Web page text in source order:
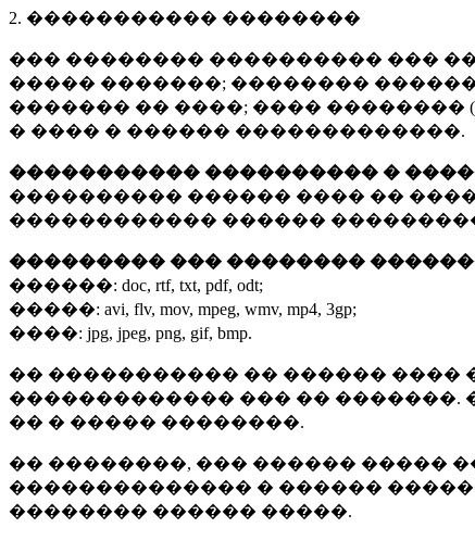
2. ����������� ��������
��� �������� ���������� ���
����� �������; ��������
������� �� ����; ���� ��������
� ���� � ������ �������������.
����������� ���������� �
���������� ������ ���� ��
������������ ������
��������� ��� ��������
������: doc, rtf, txt, pdf, odt;
�����: avi, flv, mov, mpeg, wmv, mp4, 3gp;
����: jpg, jpeg, png, gif, bmp.
�� ����������� �� ������ ����
������������� ��� �� �������.
�� � ����� ��������.
�� ��������, ��� ������ �����
�������������� � ������
�������� ������ �����.